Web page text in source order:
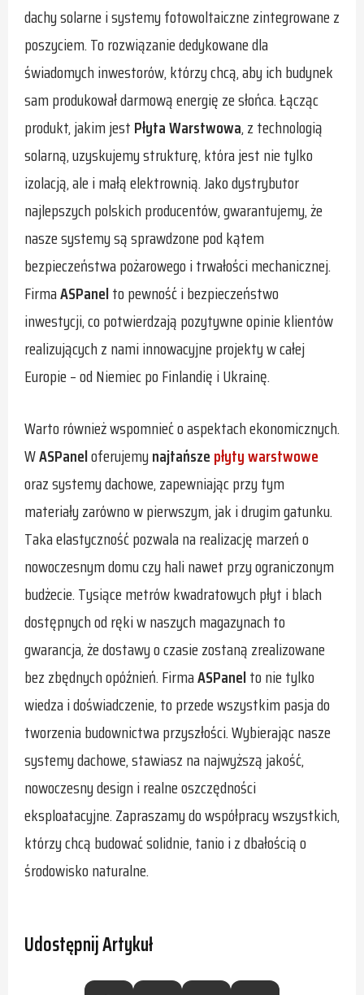
dachy solarne i systemy fotowoltaiczne zintegrowane z
poszyciem. To rozwiązanie dedykowane dla
świadomych inwestorów, którzy chcą, aby ich budynek
sam produkował darmową energię ze słońca. Łącząc
produkt, jakim jestPłyta Warstwowa, z technologią
solarną, uzyskujemy strukturę, która jest nie tylko
izolacją, ale i małą elektrownią. Jako dystrybutor
najlepszych polskich producentów, gwarantujemy, że
nasze systemy są sprawdzone pod kątem
bezpieczeństwa pożarowego i trwałości mechanicznej.
FirmaASPanelto pewność i bezpieczeństwo
inwestycji, co potwierdzają pozytywne opinie klientów
realizujących z nami innowacyjne projekty w całej
Europie – od Niemiec po Finlandię i Ukrainę.
Warto również wspomnieć o aspektach ekonomicznych.
WASPaneloferujemynajtańszepłyty warstwowe
oraz systemy dachowe, zapewniając przy tym
materiały zarówno w pierwszym, jak i drugim gatunku.
Taka elastyczność pozwala na realizację marzeń o
nowoczesnym domu czy hali nawet przy ograniczonym
budżecie. Tysiące metrów kwadratowych płyt i blach
dostępnych od ręki w naszych magazynach to
gwarancja, że dostawy o czasie zostaną zrealizowane
bez zbędnych opóźnień. FirmaASPanelto nie tylko
wiedza i doświadczenie, to przede wszystkim pasja do
tworzenia budownictwa przyszłości. Wybierając nasze
systemy dachowe, stawiasz na najwyższą jakość,
nowoczesny design i realne oszczędności
eksploatacyjne. Zapraszamy do współpracy wszystkich,
którzy chcą budować solidnie, tanio i z dbałością o
środowisko naturalne.
Udostępnij Artykuł